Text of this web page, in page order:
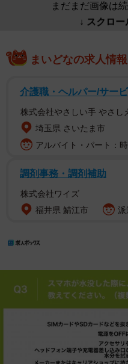
まだまだ画像は
↓ スクロー
まいどなの求人情報
介護職・ヘルパー/サー
株式会社やさしい手 やさし
埼玉県 さいたま市
アルバイト・パート：
調剤事務・調剤補助
株式会社ワイズ
福井県 鯖江市
派